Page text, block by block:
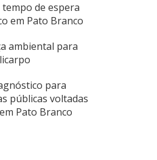
de espera
em Pato Branco
ambiental para
para
públicas voltadas
Pato Branco